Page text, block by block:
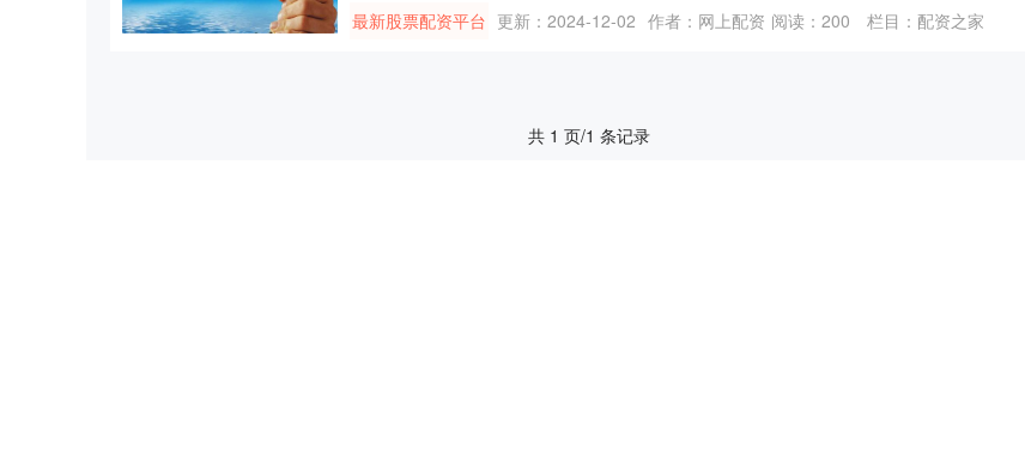
最新股票配资平台 更新：2024-12-02 作者：网上配资 阅读： 200 栏目： 配资之家
共 1 页/1 条记录